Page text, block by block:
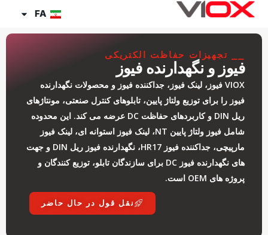
پرش
محتوا
FA
⎯⎯ تجهیزات حفاظت الکتریکی
فیوز و نگهدارنده فیوز
VIOX فیوز، لینک فیوز، جداکننده فیوز و محصولات نگهدارنده
فیوز را برای توزیع ولتاژ پایین، تابلوهای کنترل صنعتی، مونتاژهای
ریل DIN و کاربردهای حفاظت DC عرضه می کند. این محدوده
شامل فیوز ولتاژ پایین NT، لینک فیوز استوانه ای، لینک فیوز
مارپیچی، جداکننده فیوز HR17، نگهدارنده فیوز ریل DIN و جهت
های نگهدارنده فیوز DC برای سازندگان تابلو، توزیع کنندگان و
پروژه های OEM است.
نقل قول در حال حاضر